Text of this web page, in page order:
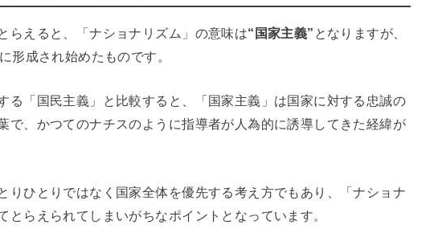
らえると、「ナショナリズム」の意味は“国家主義” となりますが、
形成され始めたものです。
る「国民主義」と比較すると、「国家主義」は国家に対する忠誠の
で、かつてのナチスのように指導者が人為的に誘導してきた経緯が
りひとりではなく国家全体を優先する考え方でもあり、「ナショナ
とらえられてしまいがちなポイントとなっています。